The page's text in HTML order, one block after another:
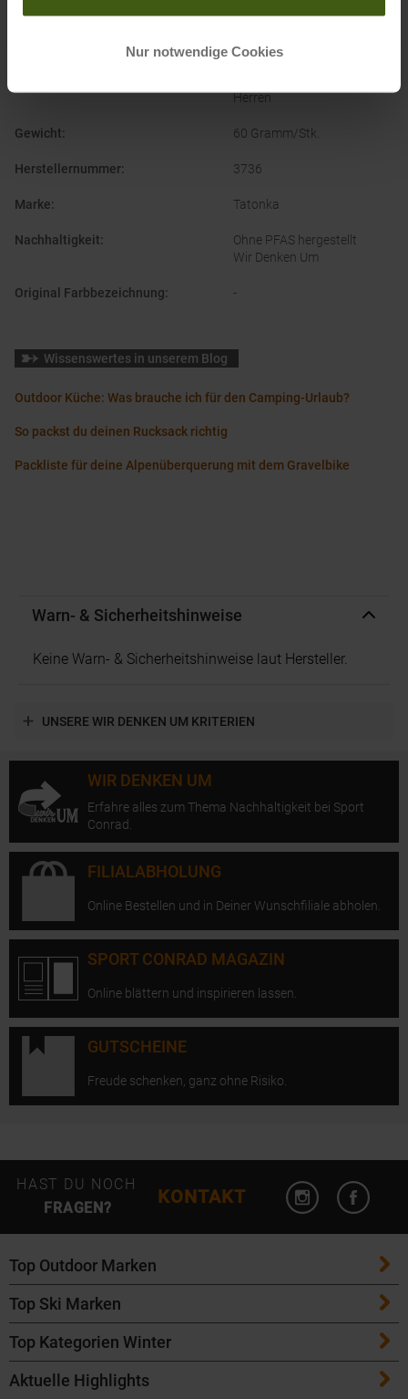
Nur notwendige Cookies
Herren
Gewicht: 60 Gramm/Stk.
Herstellernummer: 3736
Marke: Tatonka
Nachhaltigkeit:
Ohne PFAS hergestellt
Wir Denken Um
Original Farbbezeichnung: -
Wissenswertes in unserem Blog
Outdoor Küche: Was brauche ich für den Camping-Urlaub?
So packst du deinen Rucksack richtig
Packliste für deine Alpenüberquerung mit dem Gravelbike
Warn- & Sicherheitshinweise
Keine Warn- & Sicherheitshinweise laut Hersteller.
UNSERE WIR DENKEN UM KRITERIEN
WIR DENKEN UM
Erfahre alles zum Thema Nachhaltigkeit bei Sport
Conrad.
FILIALABHOLUNG
Online Bestellen und in Deiner Wunschfiliale abholen.
SPORT CONRAD MAGAZIN
Online blättern und inspirieren lassen.
GUTSCHEINE
Freude schenken, ganz ohne Risiko.
HAST DU NOCH
FRAGEN?
KONTAKT
Instagram
Top Outdoor Marken
Patagonia
Maloja
Salomon
Top Ski Marken
ATK Bindungen
K2 Ski
Top Kategorien Winter
Ski
Aktuelle Highlights